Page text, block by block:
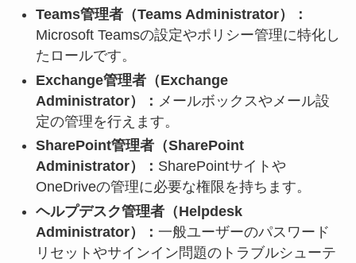
Teams管理者（Teams Administrator）：
Microsoft Teamsの設定やポリシー管理に特化し
たロールです。
Exchange管理者（Exchange
Administrator）： メールボックスやメール設
定の管理を行えます。
SharePoint管理者（SharePoint
Administrator）： SharePointサイトや
OneDriveの管理に必要な権限を持ちます。
ヘルプデスク管理者（Helpdesk
Administrator）： 一般ユーザーのパスワード
リセットやサインイン問題のトラブルシューテ